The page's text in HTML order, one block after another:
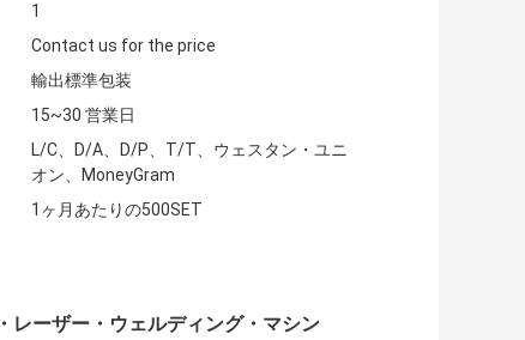
1
Contact us for the price
輸出標準包装
15~30 営業日
L/C、D/A、D/P、T/T、ウェスタン・ユニ
オン、MoneyGram
1ヶ月あたりの500SET
レーザー・ウェルディング・マシン